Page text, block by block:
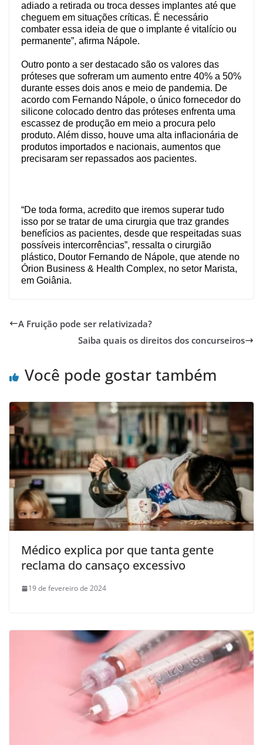
adiado a retirada ou troca desses implantes até que
cheguem em situações críticas. É necessário
combater essa ideia de que o implante é vitalício ou
permanente”, afirma Nápole.
Outro ponto a ser destacado são os valores das
próteses que sofreram um aumento entre 40% a 50%
durante esses dois anos e meio de pandemia. De
acordo com Fernando Nápole, o único fornecedor do
silicone colocado dentro das próteses enfrenta uma
escassez de produção em meio a procura pelo
produto. Além disso, houve uma alta inflacionária de
produtos importados e nacionais, aumentos que
precisaram ser repassados aos pacientes.
“De toda forma, acredito que iremos superar tudo
isso por se tratar de uma cirurgia que traz grandes
benefícios as pacientes, desde que respeitadas suas
possíveis intercorrências”, ressalta o cirurgião
plástico, Doutor Fernando de Nápole, que atende no
Órion Business & Health Complex, no setor Marista,
em Goiânia.
A Fruição pode ser relativizada?
Saiba quais os direitos dos concurseiros
Você pode gostar também
Médico explica por que tanta gente
reclama do cansaço excessivo
19 de fevereiro de 2024